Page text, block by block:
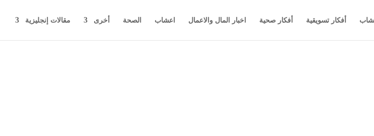
أفكار تسويقية أفكار صحية اخبار المال والاعمال اعشاب الصحة أخرى مقالات إنجليزية